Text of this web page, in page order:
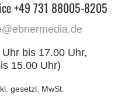
+49 731 88005-8205
bis 17.00 Uhr,
15.00 Uhr)
gesetzl. MwSt.